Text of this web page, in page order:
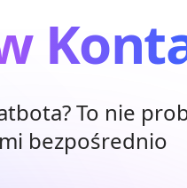
To nie
bezpośrednio